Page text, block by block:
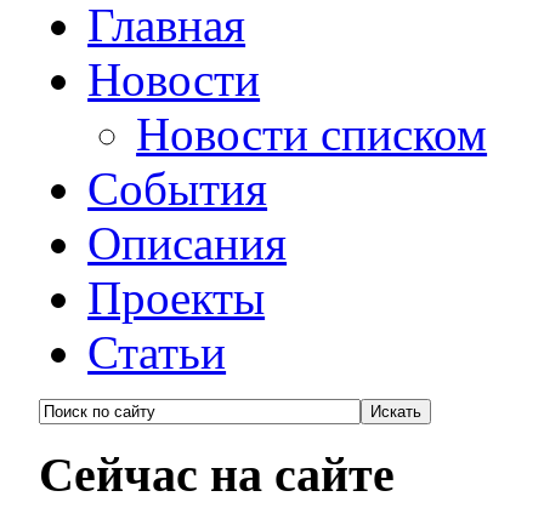
Главная
Новости
Новости списком
События
Описания
Проекты
Статьи
Сейчас на сайте